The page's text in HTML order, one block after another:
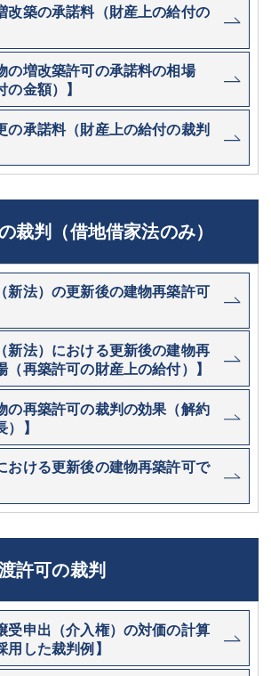
改築の承諾料（財産上の給付の
の増改築許可の承諾料の相場
の金額）】
の承諾料（財産上の給付の裁判
裁判（借地借家法のみ）
新法）の更新後の建物再築許可
新法）における更新後の建物再
（再築許可の財産上の給付）】
の再築許可の裁判の効果（解約
】
おける更新後の建物再築許可で
許可の裁判
受申出（介入権）の対価の計算
した裁判例】